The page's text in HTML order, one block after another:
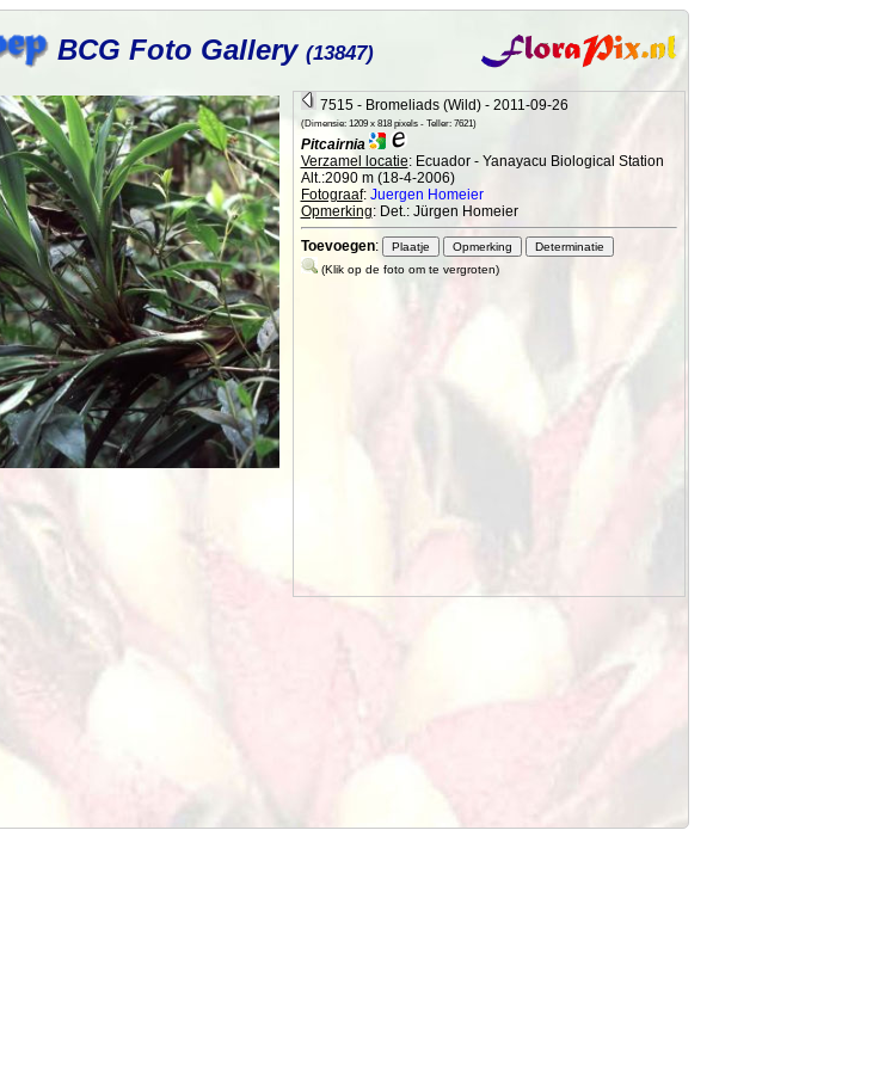
BCG Foto Gallery (13847)
7515 - Bromeliads (Wild) - 2011-09-26
(Dimensie: 1209 x 818 pixels - Teller: 7621)
Pitcairnia
Verzamel locatie: Ecuador - Yanayacu Biological Station
Alt.:2090 m (18-4-2006)
Fotograaf: Juergen Homeier
Opmerking: Det.: Jürgen Homeier
Toevoegen:
(Klik op de foto om te vergroten)